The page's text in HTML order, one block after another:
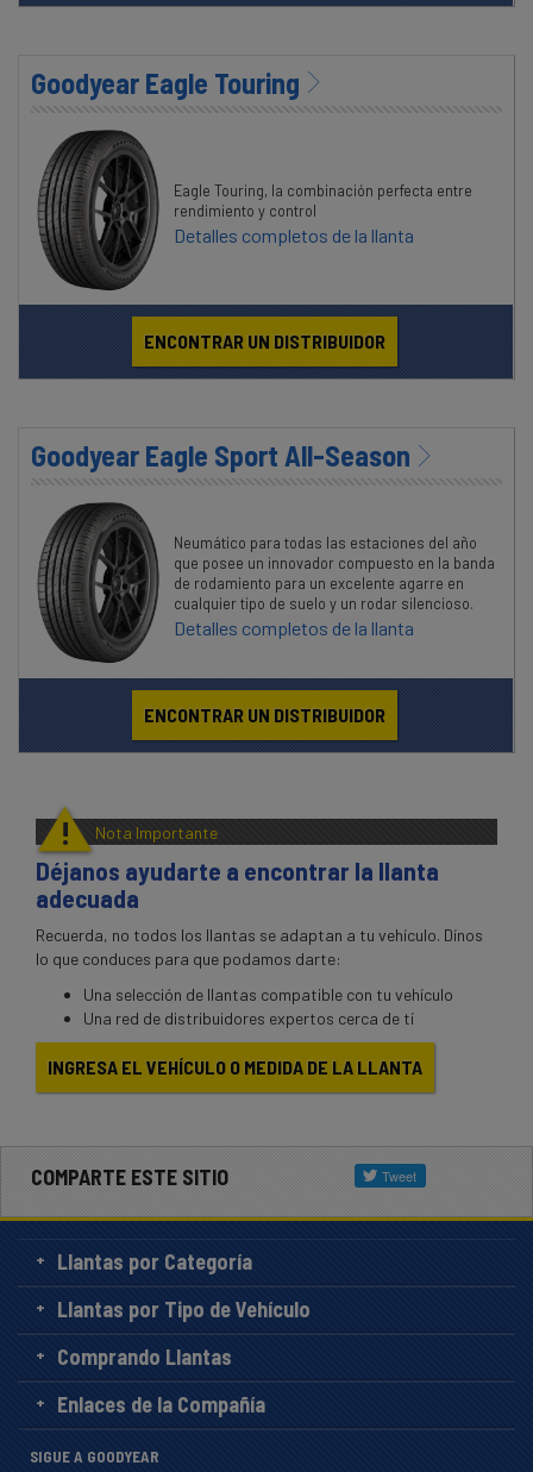
Goodyear Eagle Touring
Eagle Touring, la combinación perfecta entre
rendimiento y control
Detalles completos de la llanta
ENCONTRAR UN DISTRIBUIDOR
Goodyear Eagle Sport All-Season
Neumático para todas las estaciones del año
que posee un innovador compuesto en la banda
de rodamiento para un excelente agarre en
cualquier tipo de suelo y un rodar silencioso.
Detalles completos de la llanta
ENCONTRAR UN DISTRIBUIDOR
! Nota Importante
Déjanos ayudarte a encontrar la llanta
adecuada
Recuerda, no todos los llantas se adaptan a tu vehículo. Dínos
lo que conduces para que podamos darte:
Una selección de llantas compatible con tu vehículo
Una red de distribuidores expertos cerca de tí
INGRESA EL VEHÍCULO O MEDIDA DE LA LLANTA
COMPARTE ESTE SITIO
Llantas por Categoría
Llantas por Tipo de Vehículo
Comprando Llantas
Enlaces de la Compañía
SIGUE A GOODYEAR